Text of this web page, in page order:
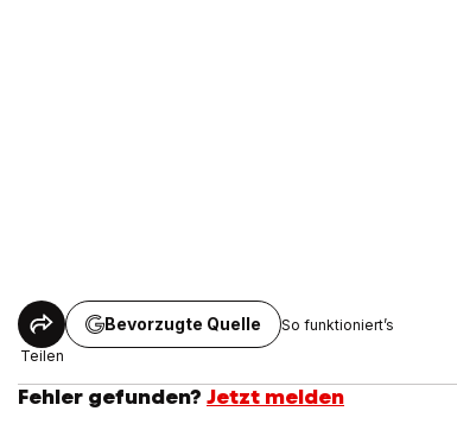
Teilen
Bevorzugte Quelle So funktioniert’s
Fehler gefunden? Jetzt melden